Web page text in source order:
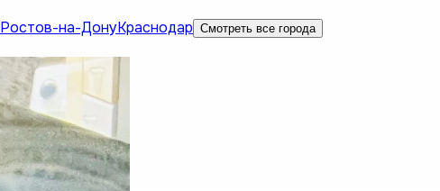
Ростов-на-ДонуКраснодар Смотреть все города